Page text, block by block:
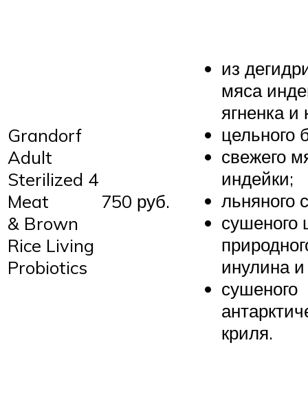
Grandorf
Adult
Sterilized 4
Meat
& Brown
Rice Living
Probiotics
750 руб.
из
мяса
ягненка и
цельного
свежего
индейки;
льняного
инулина и
сушеного
криля.